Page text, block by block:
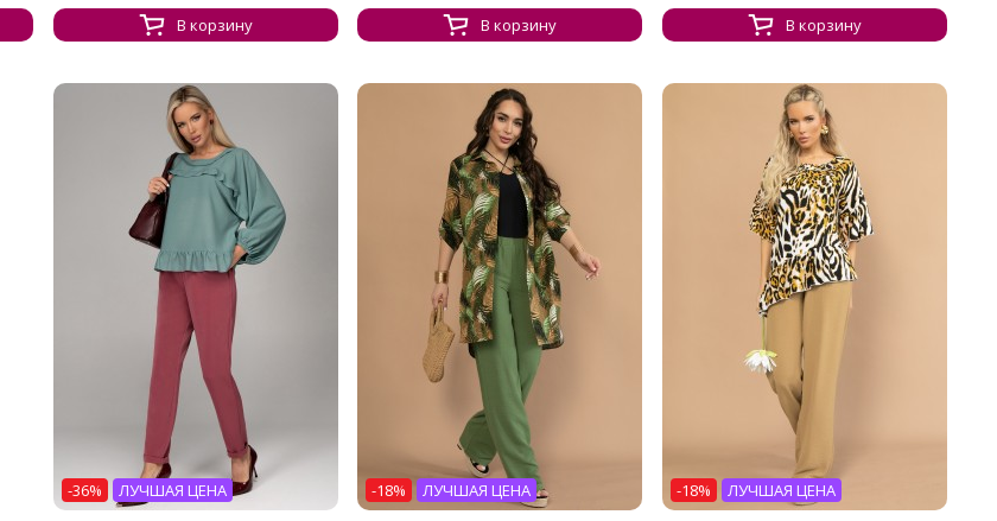
В корзину В корзину В корзину
-36% ЛУЧШАЯ ЦЕНА -18% ЛУЧШАЯ ЦЕНА -18% ЛУЧШАЯ ЦЕНА